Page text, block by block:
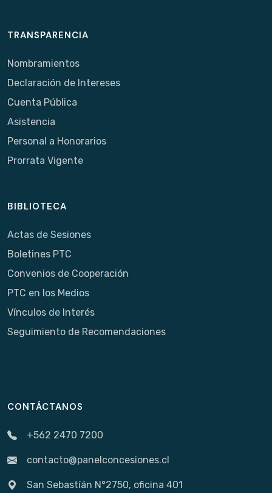
TRANSPARENCIA
Nombramientos
Declaración de Intereses
Cuenta Pública
Asistencia
Personal a Honorarios
Prorrata Vigente
BIBLIOTECA
Actas de Sesiones
Boletines PTC
Convenios de Cooperación
PTC en los Medios
Vínculos de Interés
Seguimiento de Recomendaciones
CONTÁCTANOS
+562 2470 7200
contacto@panelconcesiones.cl
San Sebastíán N°2750, oficina 401